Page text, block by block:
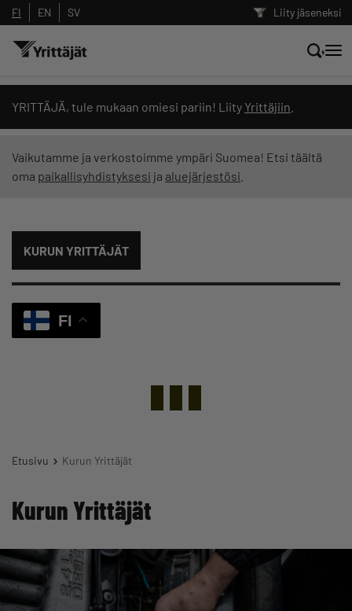
Liity jäseneksi
FI EN SV
YRITTÄJÄ, tule mukaan omiesi pariin! Liity Yrittäjiin
Vaikutamme ja verkostoimme ympäri Suomea! Etsi täältä
oma paikallisyhdistyksesi ja aluejärjestösi
KURUN YRITTÄJÄT
FI
Etusivu Kurun Yrittäjät
Kurun Yrittäjät
Hae sivustolta tai kysy suoraan
Yrittäjien tekoälyltä
Suodata hakutuloksia: näytä kaikki sisältö